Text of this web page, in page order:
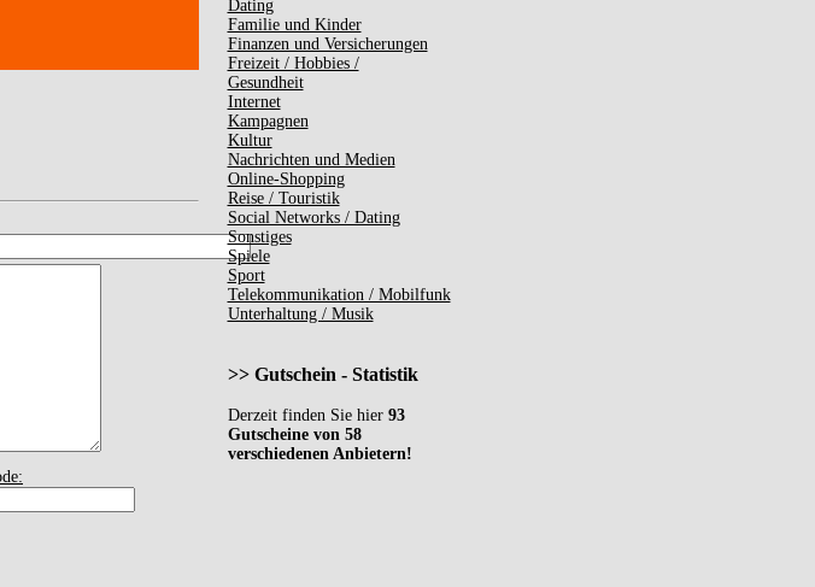
Dating
Familie und Kinder
Finanzen und Versicherungen
Freizeit / Hobbies /
Gesundheit
Internet
Kampagnen
Kultur
Nachrichten und Medien
Online-Shopping
Reise / Touristik
Social Networks / Dating
Sonstiges
Spiele
Sport
Telekommunikation / Mobilfunk
Unterhaltung / Musik
>> Gutschein - Statistik
Derzeit finden Sie hier 93
Gutscheine von 58
verschiedenen Anbietern!